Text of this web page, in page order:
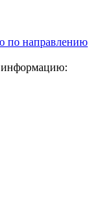
по направлению